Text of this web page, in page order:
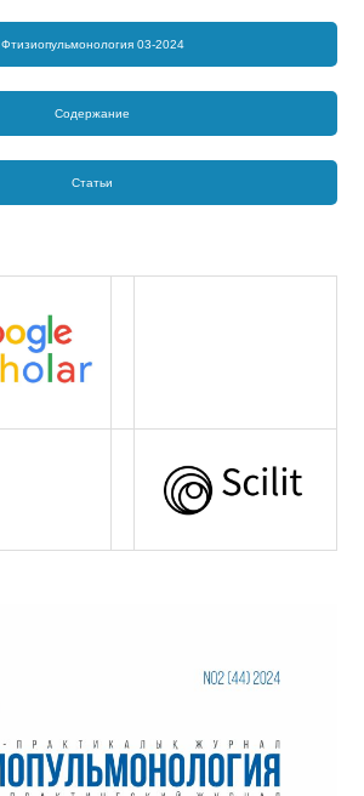
Фтизиопульмонология 03-2024
Содержание
Статьи